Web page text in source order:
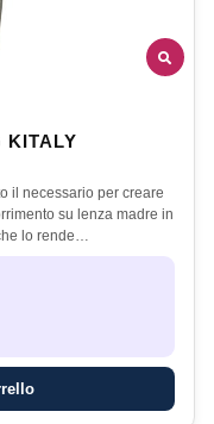
KITALY
il necessario per creare
su lenza madre in
lo rende…